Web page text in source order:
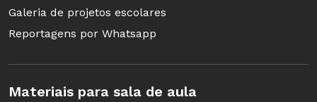
Galeria de projetos escolares
Reportagens por Whatsapp
Materiais para sala de aula